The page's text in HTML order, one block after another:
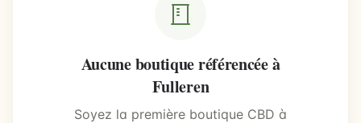
Aucune boutique référencée à
Fulleren
Soyez la première boutique CBD à